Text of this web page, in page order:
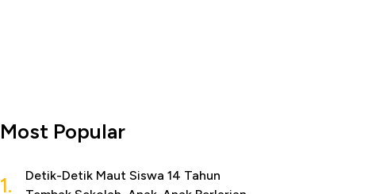
Most Popular
1.
Detik-Detik Maut Siswa 14 Tahun